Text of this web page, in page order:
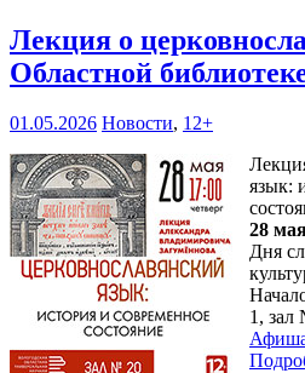
Лекция о
Областной
01.05.2026 Новости, 12+
язык:
28
Дня
1, зал